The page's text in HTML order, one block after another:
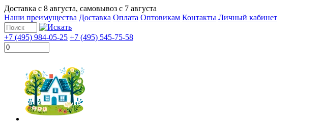
Доставка с 8 августа, самовывоз с 7 августа
Наши преимущества Доставка Оплата Оптовикам Контакты Личный кабинет
+7 (495) 984-05-25 +7 (495) 545-75-58